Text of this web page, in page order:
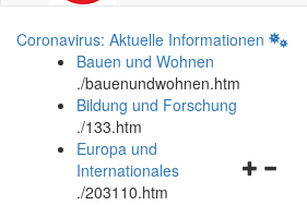
Coronavirus: Aktuelle Informationen
Bauen und Wohnen
./bauenundwohnen.htm
Bildung und Forschung
./133.htm
Europa und
Internationales
./203110.htm